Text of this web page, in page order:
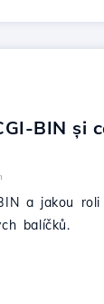
BIN și
a jakou
balíčků.